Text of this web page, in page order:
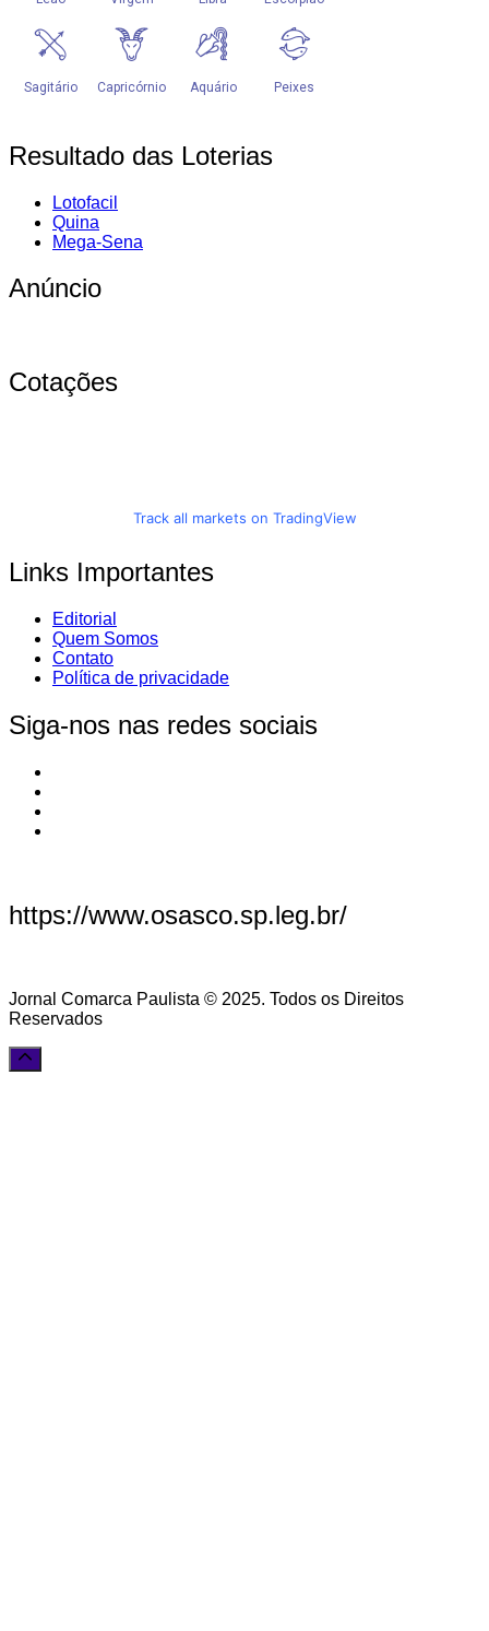
Resultado das Loterias
Lotofacil
Quina
Mega-Sena
Anúncio
Cotações
Track all markets on TradingView
Links Importantes
Editorial
Quem Somos
Contato
Política de privacidade
Siga-nos nas redes sociais
https://www.osasco.sp.leg.br/
Jornal Comarca Paulista © 2025. Todos os Direitos
Reservados